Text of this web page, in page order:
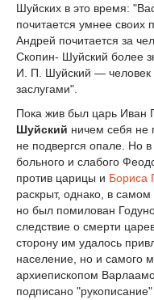
Шуйских в это время:
почитается умнее своих
Андрей почитается за
Скопин- Шуйский более
И. П. Шуйский — человек
заслугами".
Пока жив был царь Иван
Шуйский ничем себя не
не подвергся опале. Но
больного и слабого
против царицы и Бориса
раскрыт, однако, в
но был помилован
следствие о смерти
сторону им удалось
население, но и самого
архиепископом
подписано